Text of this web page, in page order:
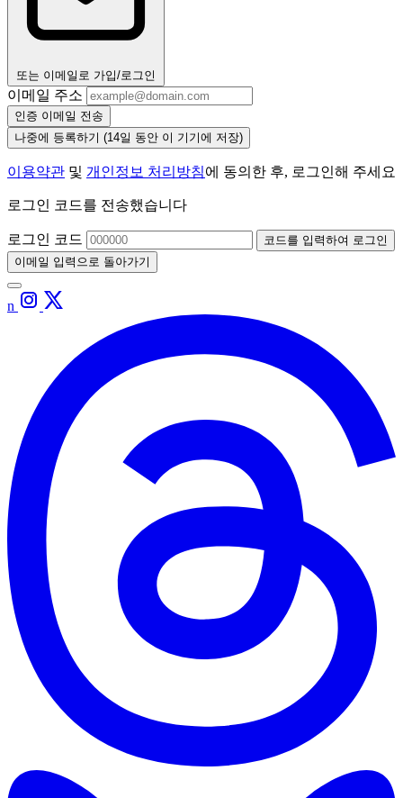
또는 이메일로 가입/로그인
이메일 주소
인증 이메일 전송
나중에 등록하기 (14일 동안 이 기기에 저장)
이용약관 및 개인정보 처리방침에 동의한 후, 로그인해 주세요
로그인 코드를 전송했습니다
로그인 코드
코드를 입력하여 로그인
이메일 입력으로 돌아가기
n